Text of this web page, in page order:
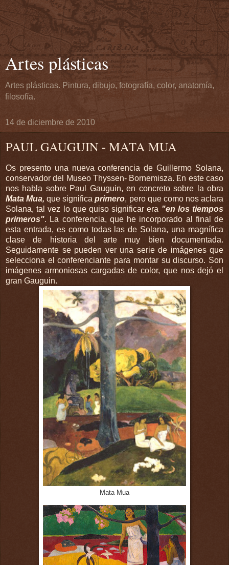
Artes plásticas
Artes plásticas. Pintura, dibujo, fotografía, color, anatomía,
filosofía.
14 de diciembre de 2010
PAUL GAUGUIN - MATA MUA
Os presento una nueva conferencia de Guillermo Solana,
conservador del Museo Thyssen- Bornemisza. En este caso
nos habla sobre Paul Gauguin, en concreto sobre la obra
Mata Mua,que significaprimero, pero que como nos aclara
Solana, tal vez lo que quiso significar era "en los tiempos
primeros". La conferencia, que he incorporado al final de
esta entrada, es como todas las de Solana, una magnífica
clase de historia del arte muy bien documentada.
Seguidamente se pueden ver una serie de imágenes que
selecciona el conferenciante para montar su discurso. Son
imágenes armoniosas cargadas de color, que nos dejó el
gran Gauguin.
Mata Mua